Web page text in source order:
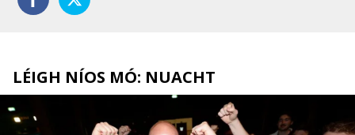
LÉIGH NÍOS MÓ: NUACHT